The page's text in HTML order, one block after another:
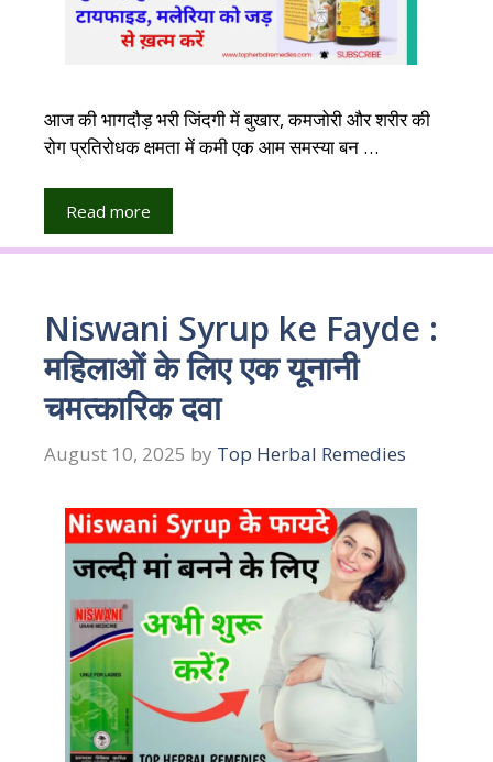
आज की भागदौड़ भरी जिंदगी में बुखार, कमजोरी और शरीर की
रोग प्रतिरोधक क्षमता में कमी एक आम समस्या बन …
Read more
Niswani Syrup ke Fayde :
महिलाओं के लिए एक यूनानी
चमत्कारिक दवा
August 10, 2025 by Top Herbal Remedies